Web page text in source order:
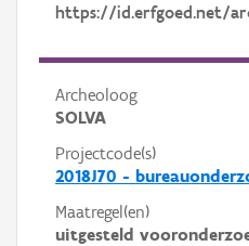
https://id.erfgoed.net/
Archeoloog
SOLVA
Projectcode(s)
2018J70 -
Maatregel(en)
uitgesteld